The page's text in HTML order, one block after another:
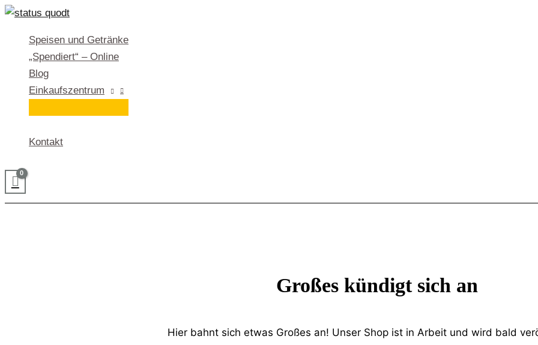
Zum
springenSpeisen und Getränke
„Spendiert“ – Online
Blog
Einkaufszentrum
Kontakt
Großes kündigt sich an
Hier bahnt sich etwas Großes an! Unser Shop ist in Arbeit und wird bald